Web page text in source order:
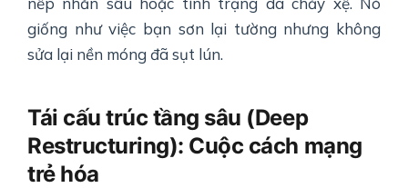
giống như việc bạn sơn lại tường nhưng không
sửa lại nền móng đã sụt lún.
Tái cấu trúc tầng sâu (Deep
Restructuring): Cuộc cách mạng
trẻ hóa